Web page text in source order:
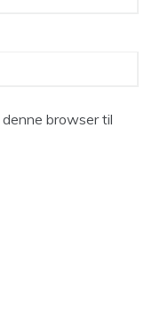
browser til